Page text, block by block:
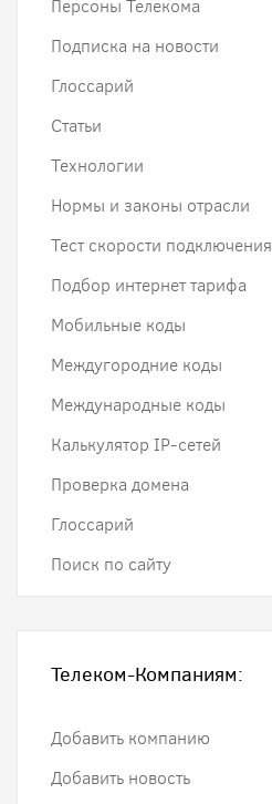
Персоны Телекома
Подписка на новости
Глоссарий
Статьи
Технологии
Нормы и законы отрасли
Тест скорости подключения
Подбор интернет тарифа
Мобильные коды
Междугородние коды
Международные коды
Калькулятор IP-сетей
Проверка домена
Глоссарий
Поиск по сайту
Телеком-Компаниям:
Добавить компанию
Добавить новость